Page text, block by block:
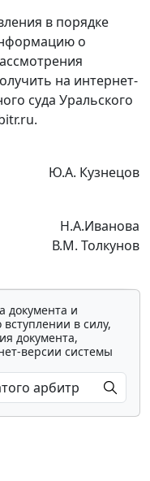
в порядке
о
на интернет-
суда Уральского
Ю.А. Кузнецов
Н.А.Иванова
В.М. Толкунов
документа и
в силу,
документа,
версии системы